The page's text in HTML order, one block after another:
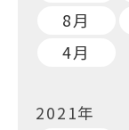
8月
4月
2021年